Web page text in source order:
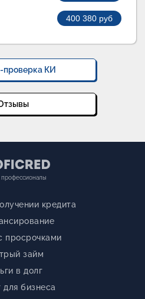
400 380 руб
проверка КИ
профессионалы
кредита
просрочками
займ
в долг
для бизнеса